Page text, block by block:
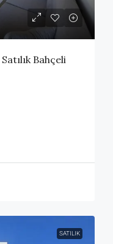
Bahçeli
SATILIK